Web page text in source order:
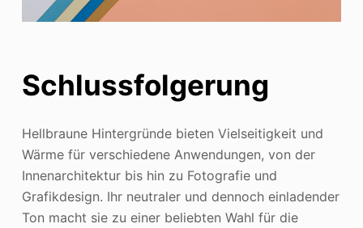
Schlussfolgerung
Hellbraune Hintergründe bieten Vielseitigkeit und
Wärme für verschiedene Anwendungen, von der
Innenarchitektur bis hin zu Fotografie und
Grafikdesign. Ihr neutraler und dennoch einladender
Ton macht sie zu einer beliebten Wahl für die